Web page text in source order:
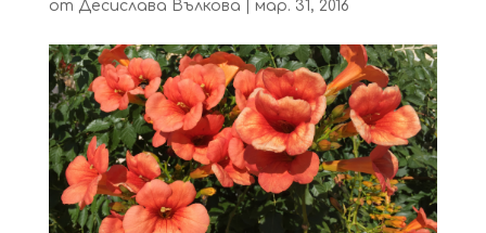
от Десислава Вълкова мар. 31, 2016